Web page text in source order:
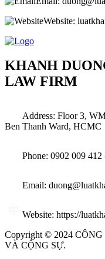
Website:
KHANH
LAW FIRM
Address: Floor 3,
Ben Thanh Ward, HCMC
Phone: 0902 009
Email:
Website: https://
Copyright © 2024
VÀ CỘNG SỰ.